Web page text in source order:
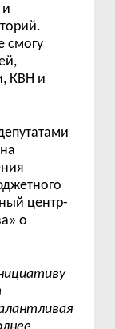
и
смогу
КВН и
центр-
о